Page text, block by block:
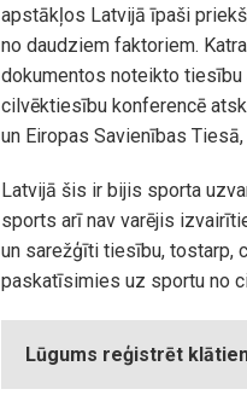
apstākļos Latvijā īpaši
no daudziem faktoriem.
dokumentos noteikto
cilvēktiesību konferencē
un Eiropas Savienības
Latvijā šis ir bijis sporta
sports arī nav varējis
un sarežģīti tiesību, tostarp,
paskatīsimies uz sportu no
Lūgums reģistrēt